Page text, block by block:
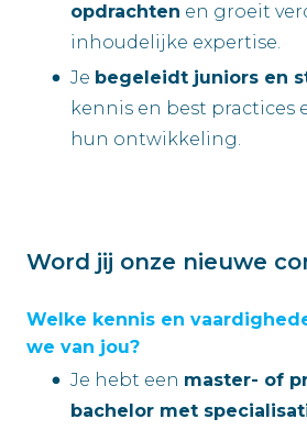
opdrachten en groeit
inhoudelijke expertise.
Je begeleidt juniors en
kennis en best practices
hun ontwikkeling.
Word jij onze nieuwe
Welke kennis en
we van jou?
Je hebt een master- of
bachelor met